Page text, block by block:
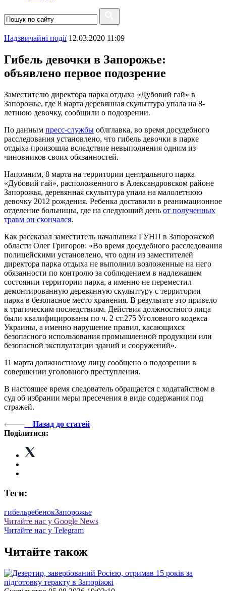
Надзвичайні події 12.03.2020 11:09
Гибель девочки в Запорожье:
объявлено первое подозрение
Заместителю директора парка отдыха «Дубовий гай» в
Запорожье, где 8 марта деревянная скульптура упала на 8-
летнюю девочку, сообщили о подозрении.
По данным пресс-службы облглавка, во время досудебного
расследования установлено, что гибель девочки в парке
отдыха произошла вследствие невыполнения одним из
чиновников своих обязанностей.
Напомним, 8 марта на территории центрального парка
«Дубовий гай», расположенного в Александровском районе
Запорожья, деревянная скульптура упала на малолетнюю
девочку 2012 рождения. Ребенка доставили в реанимационное
отделение больницы, где на следующий день от полученных
травм он скончался.
Как рассказал заместитель начальника ГУНП в Запорожской
области Олег Григоров: «Во время досудебного расследования
полицейскими установлено, что один из заместителей
директора парка отдыха не выполнил возложенные на него
обязанности по контролю за соблюдением в надлежащем
состоянии территории парка, а именно не переместил
демонтированную деревянную скульптуру с территории
парка в безопасное место хранения. В результате это привело
к трагическим последствиям. Действия должностного лица
были квалифицированы по ч. 2 ст.275 Уголовного кодекса
Украины, а именно нарушение правил, касающихся
безопасного использования промышленной продукции или
безопасной эксплуатации зданий и сооружений».
11 марта должностному лицу сообщено о подозрении в
совершении уголовного преступления.
В настоящее время следователь обращается с ходатайством в
суд об избрании меры пресечения в виде содержания под
стражей.
Назад до статей
Поділитися:
Теги:
гибельребенокЗапорожье
Читайте нас у Google News
Читайте нас у Telegram
Читайте також